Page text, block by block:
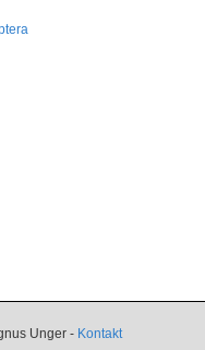
Unger - Kontakt